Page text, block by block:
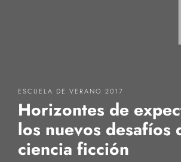
ESCUELA DE VERANO 2017
Horizontes de
los nuevos desafíos
ciencia ficción